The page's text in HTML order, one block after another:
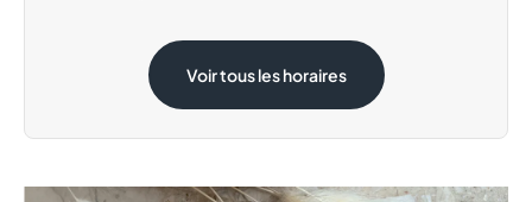
Samedi 15 Août
08:30 - 20:00
Dimanche 1 Novembre
Voir tous les horaires